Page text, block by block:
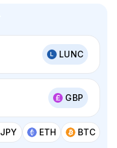
LUNC
GBP
JPY ETH BTC